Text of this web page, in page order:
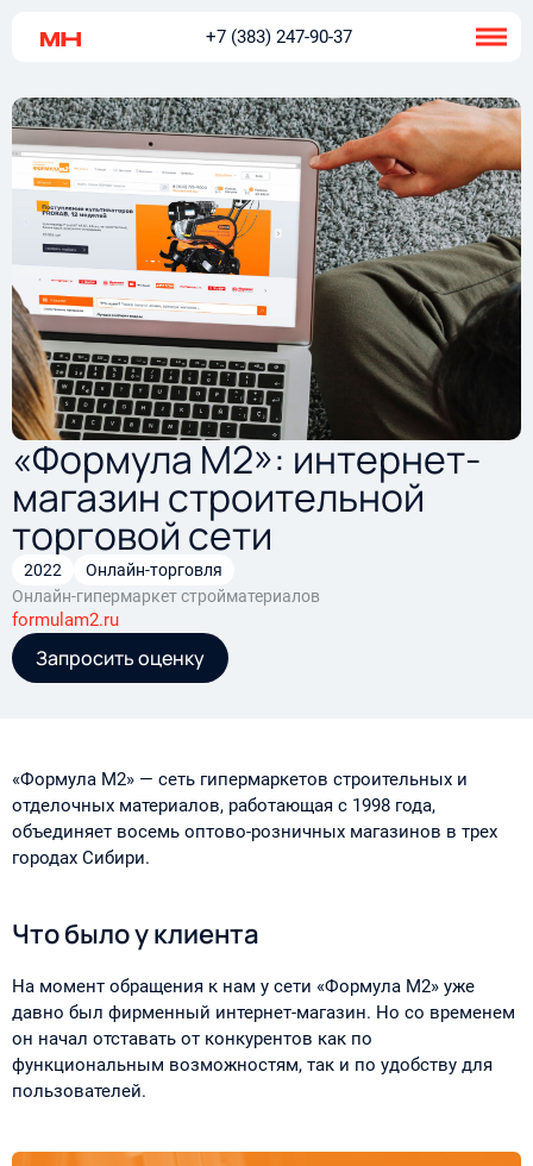
+7 (383) 247-90-37
«Формула М2»: интернет-
магазин строительной
торговой сети
Онлайн-гипермаркет стройматериалов
formulam2.ru
Запросить оценку
2022 Онлайн-торговля
«Формула М2» — сеть гипермаркетов строительных и
отделочных материалов, работающая с 1998 года,
объединяет восемь оптово-розничных магазинов в трех
городах Сибири.
Что было у клиента
На момент обращения к нам у сети «Формула М2» уже
давно был фирменный интернет-магазин. Но со временем
он начал отставать от конкурентов как по
функциональным возможностям, так и по удобству для
пользователей.